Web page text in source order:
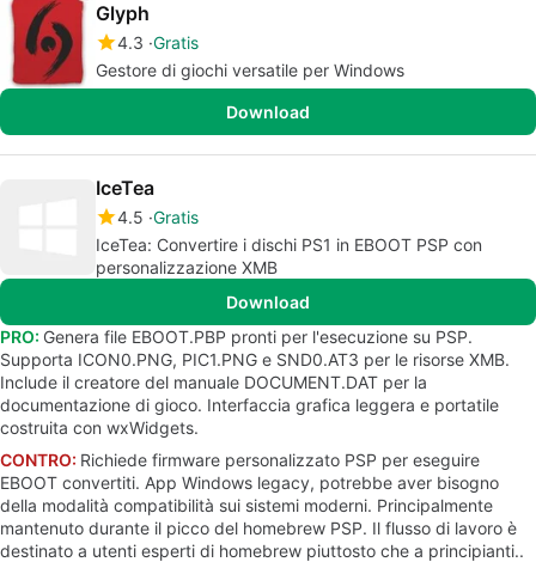
Glyph
4.3 Gratis
Gestore di giochi versatile per Windows
Download
IceTea
4.5 Gratis
IceTea: Convertire i dischi PS1 in EBOOT PSP con
personalizzazione XMB
Download
PRO: Genera file EBOOT.PBP pronti per l'esecuzione su PSP.
Supporta ICON0.PNG, PIC1.PNG e SND0.AT3 per le risorse XMB.
Include il creatore del manuale DOCUMENT.DAT per la
documentazione di gioco. Interfaccia grafica leggera e portatile
costruita con wxWidgets.
CONTRO: Richiede firmware personalizzato PSP per eseguire
EBOOT convertiti. App Windows legacy, potrebbe aver bisogno
della modalità compatibilità sui sistemi moderni. Principalmente
mantenuto durante il picco del homebrew PSP. Il flusso di lavoro è
destinato a utenti esperti di homebrew piuttosto che a principianti..